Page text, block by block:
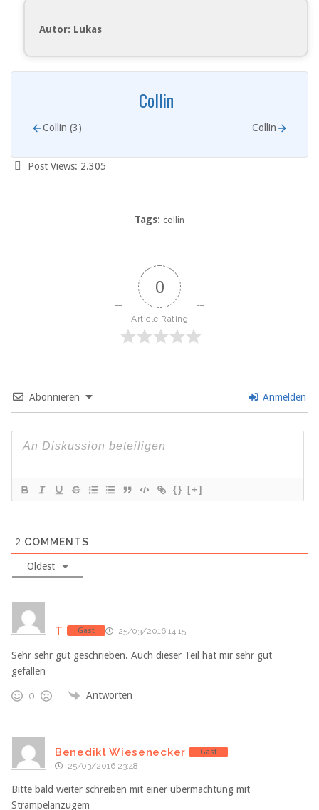
Autor: Lukas
Collin
Collin (3) Collin
Post Views: 2.305
Tags: collin
0
Article Rating
Abonnieren Anmelden
{} [+]
2 COMMENTS
Oldest
T Gast 25/03/2016 14:15
Sehr sehr gut geschrieben. Auch dieser Teil hat mir sehr gut
gefallen
0 Antworten
Benedikt Wiesenecker Gast
25/03/2016 23:48
Bitte bald weiter schreiben mit einer ubermachtung mit
Strampelanzugem